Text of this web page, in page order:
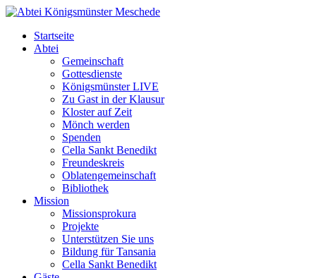
Startseite
Abtei
Gemeinschaft
Gottesdienste
Königsmünster LIVE
Zu Gast in der Klausur
Kloster auf Zeit
Mönch werden
Spenden
Cella Sankt Benedikt
Freundeskreis
Oblatengemeinschaft
Bibliothek
Mission
Missionsprokura
Projekte
Unterstützen Sie uns
Bildung für Tansania
Cella Sankt Benedikt